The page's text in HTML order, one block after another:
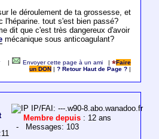
le déroulement de ta grossesse, et
l'héparine. tout s'est bien passé?
dit que c'est très dangereux d'avoir
mécanique sous anticoagulant?
Envoyer cette page à un ami |
Faire
un DON
|? Retour Haut de Page ?
IP/FAI: ---.w90-8.abo.wanadoo.fr
Membre depuis : 12 ans
- Messages: 103